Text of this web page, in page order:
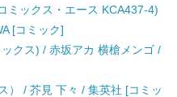
ミックス・エース KCA437-4)
[コミック]
クス) / 赤坂アカ 横槍メンゴ /
） / 芥見 下々 / 集英社 [コミッ